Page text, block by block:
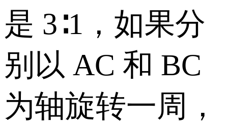
是 3∶1，如果分
别以 AC 和 BC
为轴旋转一周，